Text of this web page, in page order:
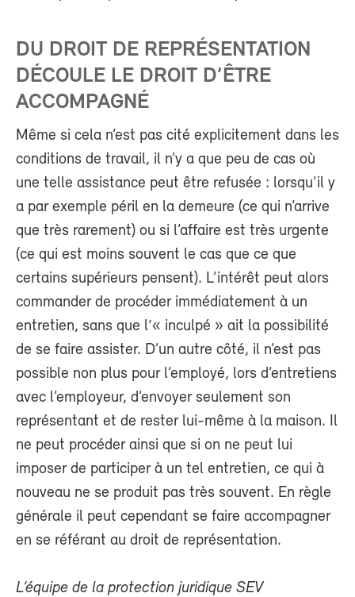
DU DROIT DE REPRÉSENTATION
DÉCOULE LE DROIT D’ÊTRE
ACCOMPAGNÉ
Même si cela n’est pas cité explicitement dans les
conditions de travail, il n’y a que peu de cas où
une telle assistance peut être refusée : lorsqu’il y
a par exemple péril en la demeure (ce qui n’arrive
que très rarement) ou si l’affaire est très urgente
(ce qui est moins souvent le cas que ce que
certains supérieurs pensent). L’intérêt peut alors
commander de procéder immédiatement à un
entretien, sans que l‘« inculpé » ait la possibilité
de se faire assister. D’un autre côté, il n’est pas
possible non plus pour l’employé, lors d’entretiens
avec l’employeur, d’envoyer seulement son
représentant et de rester lui-même à la maison. Il
ne peut procéder ainsi que si on ne peut lui
imposer de participer à un tel entretien, ce qui à
nouveau ne se produit pas très souvent. En règle
générale il peut cependant se faire accompagner
en se référant au droit de représentation.
L’équipe de la protection juridique SEV